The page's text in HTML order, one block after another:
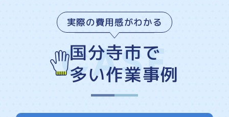
実際の費用感がわかる
国分寺市で
多い作業事例